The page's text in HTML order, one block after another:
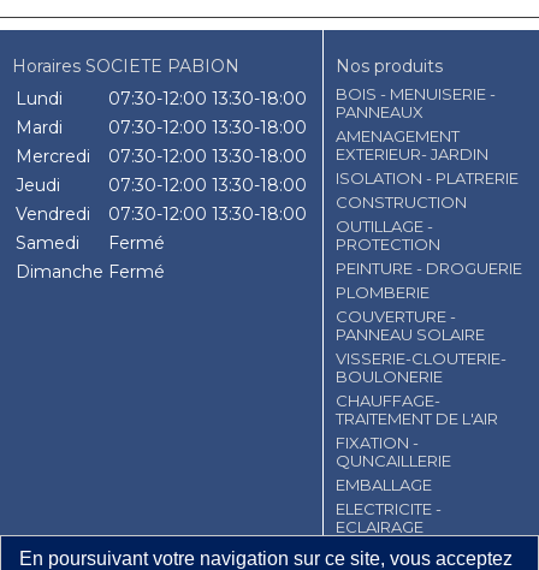
En poursuivant votre navigation sur ce site, vous acceptez
Horaires SOCIETE PABION
Lundi
07:30-12:00 13:30-18:00
Mardi
07:30-12:00 13:30-18:00
Mercredi
07:30-12:00 13:30-18:00
Jeudi
07:30-12:00 13:30-18:00
Vendredi
07:30-12:00 13:30-18:00
Samedi
Fermé
Dimanche Fermé
Nos produits
BOIS - MENUISERIE -
PANNEAUX
AMENAGEMENT
EXTERIEUR- JARDIN
ISOLATION - PLATRERIE
CONSTRUCTION
OUTILLAGE -
PROTECTION
PEINTURE - DROGUERIE
PLOMBERIE
COUVERTURE -
PANNEAU SOLAIRE
VISSERIE-CLOUTERIE-
BOULONERIE
CHAUFFAGE-
TRAITEMENT DE L'AIR
FIXATION -
QUNCAILLERIE
EMBALLAGE
ELECTRICITE -
ECLAIRAGE